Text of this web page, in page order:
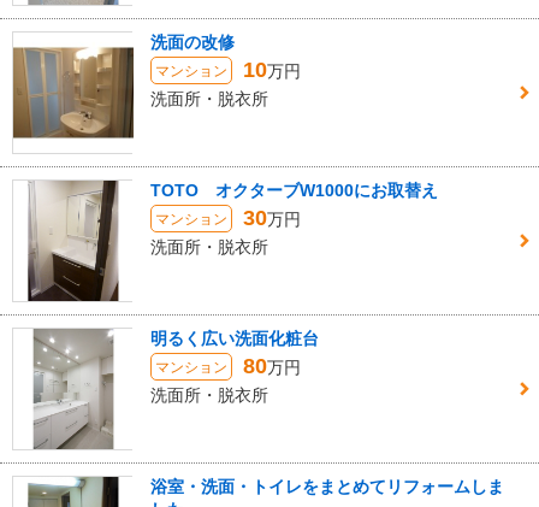
洗面の改修
マンション 10万円
洗面所・脱衣所
TOTO オクターブW1000にお取替え
マンション 30万円
洗面所・脱衣所
明るく広い洗面化粧台
マンション 80万円
洗面所・脱衣所
浴室・洗面・トイレをまとめてリフォームしま